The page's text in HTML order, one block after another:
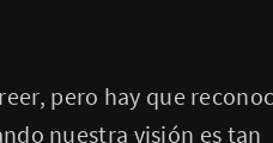
pero hay que
nuestra visión es tan